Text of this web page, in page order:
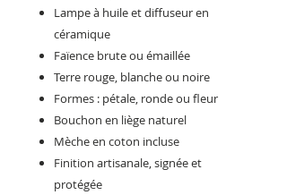
Lampe à huile et diffuseur en
céramique
Faïence brute ou émaillée
Terre rouge, blanche ou noire
Formes : pétale, ronde ou fleur
Bouchon en liège naturel
Mèche en coton incluse
Finition artisanale, signée et
protégée